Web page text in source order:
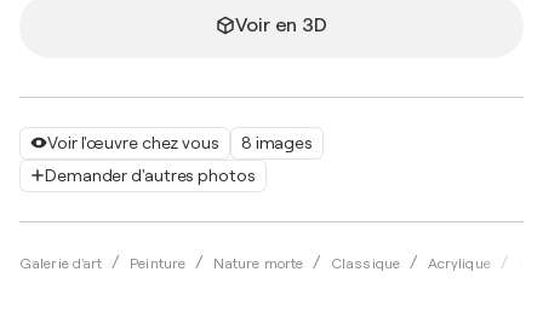
Voir l'œuvre chez vous
8 images
Demander d'autres photos
Galerie d'art Peinture Nature morte Classique Acrylique
Voir en 3D